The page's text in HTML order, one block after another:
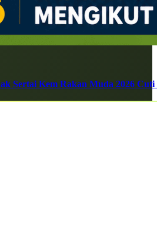
Sertai Kem Rakan Muda 2026